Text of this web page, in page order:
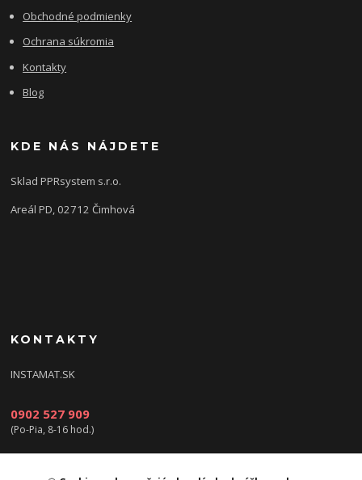
Obchodné podmienky
Ochrana súkromia
Kontakty
Blog
KDE NÁS NÁJDETE
Sklad PPRsystem s.r.o.
Areál PD, 02712 Čimhová
KONTAKTY
INSTAMAT.SK
0902 527 909
(Po-Pia, 8-16 hod.)
info@instamat.sk